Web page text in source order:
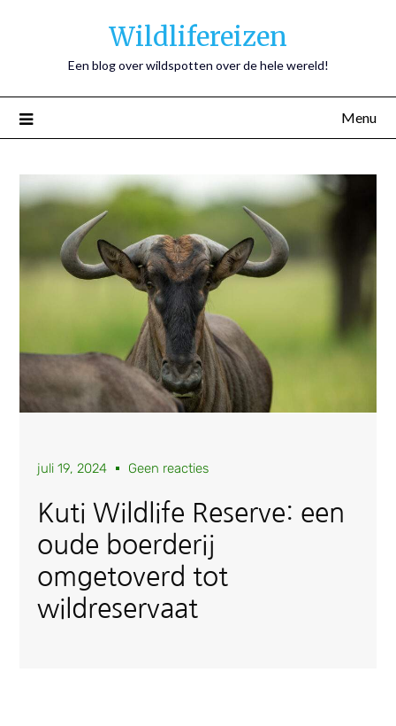
Wildlifereizen
Een blog over wildspotten over de hele wereld!
Menu
juli 19, 2024 Geen reacties
Kuti Wildlife Reserve: een
oude boerderij
omgetoverd tot
wildreservaat